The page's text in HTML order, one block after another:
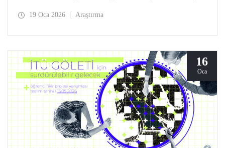
Önceliklerinin Mekansal ve İstatistiksel Analizi" başlıklı
19 Oca 2026 Araştırma
16
Oca